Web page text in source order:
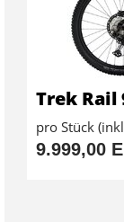
Trek Rail
pro Stück
9.999,00